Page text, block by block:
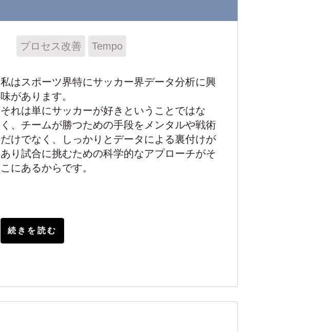
プロセス改善 Tempo
私はスポーツ界特にサッカー界データ分析に興
味があります。
それは単にサッカーが好きということではな
く、チームが勝つための手段をメンタルや戦術
だけでなく、しっかりとデータによる裏付けが
あり試合に挑むための科学的なアプローチがそ
こにあるからです。
続きを読む